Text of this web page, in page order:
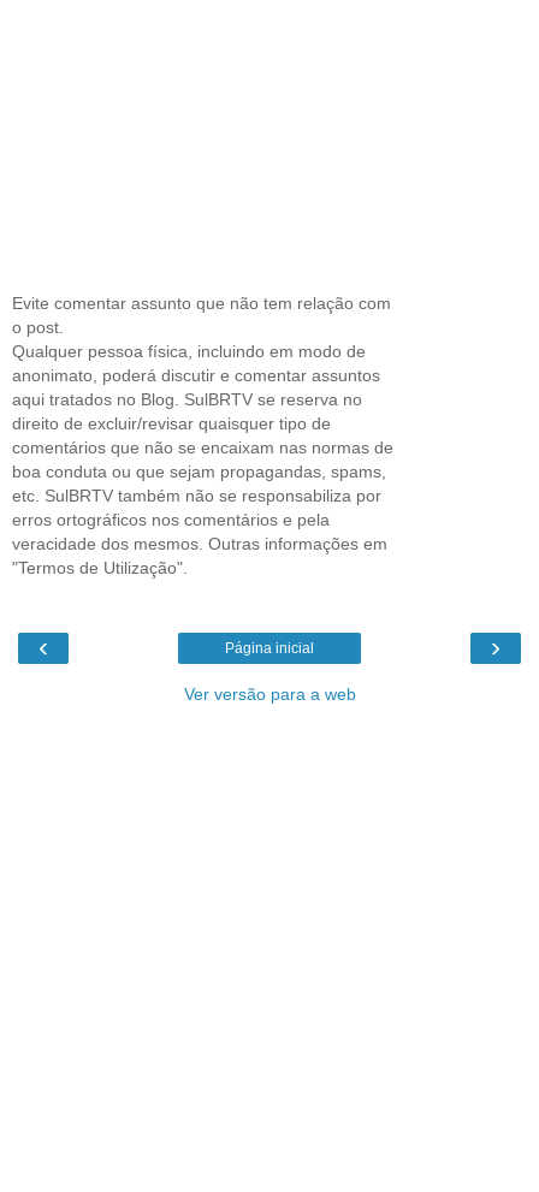
Evite comentar assunto que não tem relação com
o post.
Qualquer pessoa física, incluindo em modo de
anonimato, poderá discutir e comentar assuntos
aqui tratados no Blog. SulBRTV se reserva no
direito de excluir/revisar quaisquer tipo de
comentários que não se encaixam nas normas de
boa conduta ou que sejam propagandas, spams,
etc. SulBRTV também não se responsabiliza por
erros ortográficos nos comentários e pela
veracidade dos mesmos. Outras informações em
"Termos de Utilização".
‹ ›
Página inicial
Ver versão para a web